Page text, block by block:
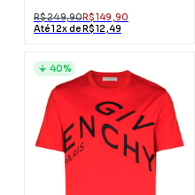
R$ 249,90R$ 149,90
Até 12x de R$ 12,49
40%